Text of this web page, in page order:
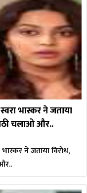
भास्कर ने जताया
चलाओ और..
ने जताया विरोध,